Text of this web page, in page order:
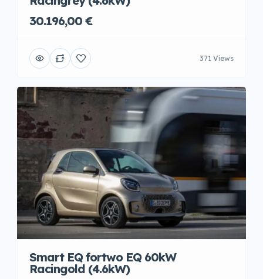
30.196,00 €
371 Views
Smart EQ fortwo EQ 60kW
Racingold (4.6kW)